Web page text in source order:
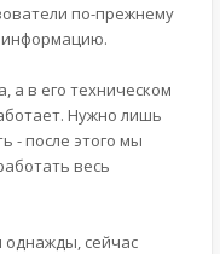
по-прежнему
а в его техническом
Нужно лишь
- после этого мы
весь
однажды, сейчас